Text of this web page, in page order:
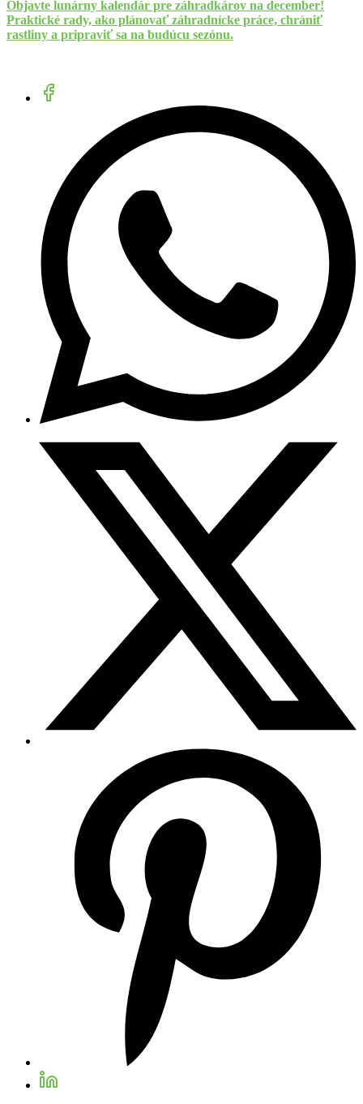
Objavte lunárny kalendár pre záhradkárov na december!
Praktické rady, ako plánovať záhradnícke práce, chrániť
rastliny a pripraviť sa na budúcu sezónu.